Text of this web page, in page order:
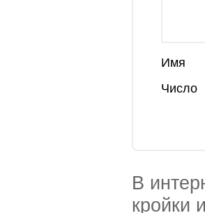
Имя
Число
В
кройки